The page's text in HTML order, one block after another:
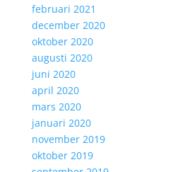
februari 2021
december 2020
oktober 2020
augusti 2020
juni 2020
april 2020
mars 2020
januari 2020
november 2019
oktober 2019